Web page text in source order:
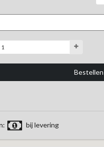
bij levering